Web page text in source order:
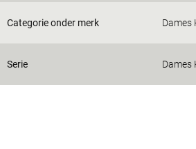
Categorie onder merk Dames
Serie Dames